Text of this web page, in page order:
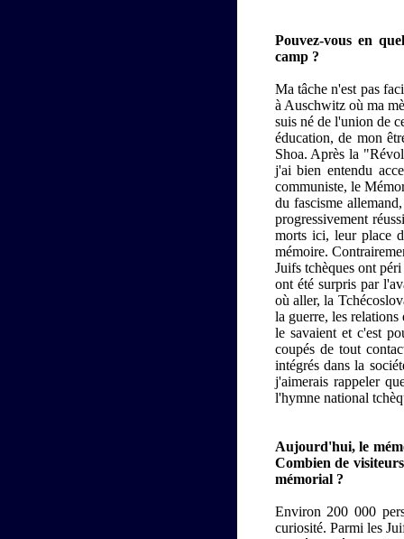
Pouvez-vous en
camp ?
Ma tâche n'est pas
à Auschwitz où ma
suis né de l'union de
éducation, de mon
Shoa. Après la
j'ai bien entendu
communiste, le
du fascisme
progressivement
morts ici, leur place
mémoire.
Juifs tchèques ont
ont été surpris par
où aller, la
la guerre, les
le savaient et c'est
coupés de tout
intégrés dans la
j'aimerais rappeler
l'hymne national
Aujourd'hui, le
Combien de
mémorial ?
Environ 200 000
curiosité. Parmi les